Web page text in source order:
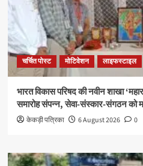
चर्चित पोस्ट मोटिवेशन लाइफस्टाइल
भारत विकास परिषद की नवीन शाखा
समारोह संपन्न, सेवा-संस्कार-संगठन को
केकड़ी पत्रिका 6 August 2026 0